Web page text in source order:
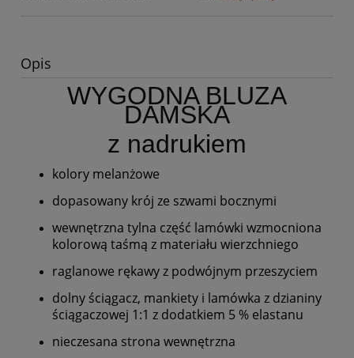
Opis
WYGODNA BLUZA
DAMSKA
z nadrukiem
kolory melanżowe
dopasowany krój ze szwami bocznymi
wewnętrzna tylna część lamówki wzmocniona
kolorową taśmą z materiału wierzchniego
raglanowe rękawy z podwójnym przeszyciem
dolny ściągacz, mankiety i lamówka z dzianiny
ściągaczowej 1:1 z dodatkiem 5 % elastanu
nieczesana strona wewnętrzna